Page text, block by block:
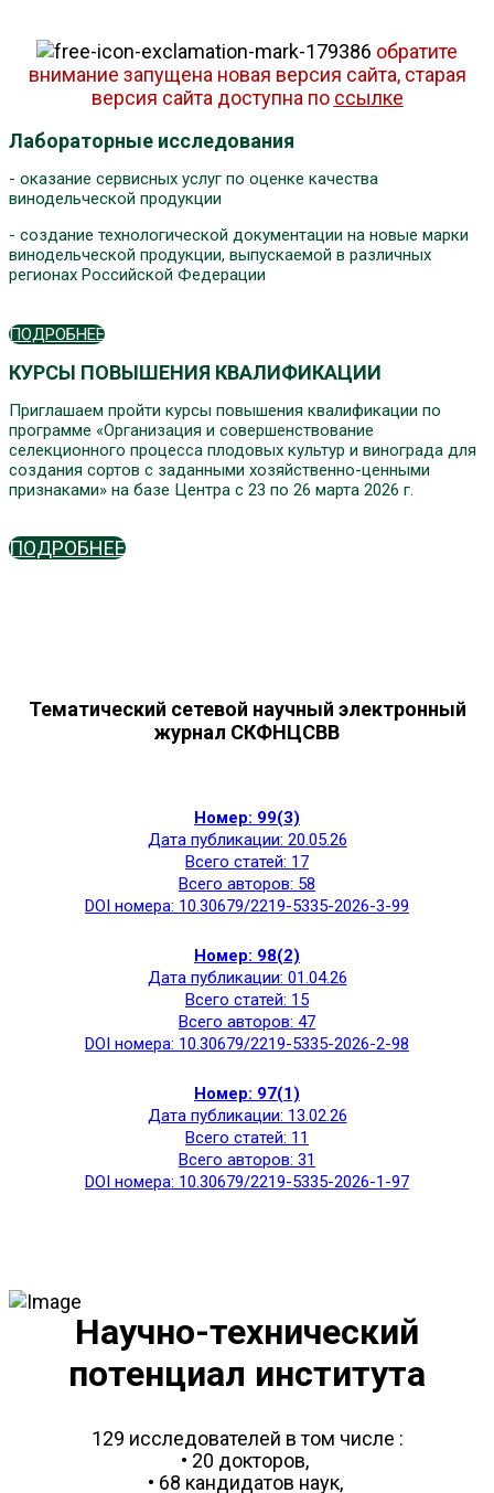
обратите
внимание запущена новая версия сайта, старая
версия сайта доступна по ссылке
Лабораторные исследования
- оказание сервисных услуг по оценке качества
винодельческой продукции
- создание технологической документации на новые марки
винодельческой продукции, выпускаемой в различных
регионах Российской Федерации
ПОДРОБНЕЕ
КУРСЫ ПОВЫШЕНИЯ КВАЛИФИКАЦИИ
Приглашаем пройти курсы повышения квалификации по
программе «Организация и совершенствование
селекционного процесса плодовых культур и винограда для
создания сортов с заданными хозяйственно-ценными
признаками» на базе Центра с 23 по 26 марта 2026 г.
ПОДРОБНЕЕ
Тематический сетевой научный электронный
журнал СКФНЦСВВ
Номер: 99(3)
Дата публикации: 20.05.26
Всего статей: 17
Всего авторов: 58
DOI номера: 10.30679/2219-5335-2026-3-99
Номер: 98(2)
Дата публикации: 01.04.26
Всего статей: 15
Всего авторов: 47
DOI номера: 10.30679/2219-5335-2026-2-98
Номер: 97(1)
Дата публикации: 13.02.26
Всего статей: 11
Всего авторов: 31
DOI номера: 10.30679/2219-5335-2026-1-97
Научно-технический
потенциал института
129 исследователей в том числе :
• 20 докторов,
• 68 кандидатов наук,